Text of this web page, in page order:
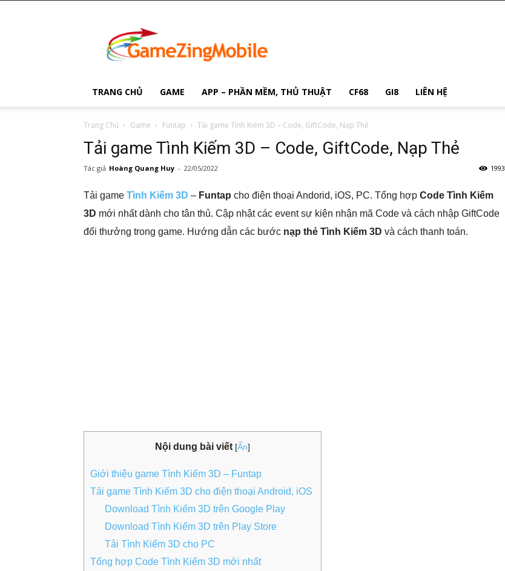
Zing
Mobile
TRANG CHỦ GAME APP – PHẦN MỀM, THỦ THUẬT CF68 GI8 LIÊN HỆ
Trang Chủ Game Funtap Tải game Tình Kiếm 3D – Code, GiftCode, Nạp Thẻ
Tải game Tình Kiếm 3D – Code, GiftCode, Nạp Thẻ
Tác giả Hoàng Quang Huy - 22/05/2022 1993
Tải game Tình Kiếm 3D – Funtap cho điện thoại Andorid, iOS, PC. Tổng hợp Code Tình Kiếm
3D mới nhất dành cho tân thủ. Cập nhật các event sự kiện nhận mã Code và cách nhập GiftCode
đổi thưởng trong game. Hướng dẫn các bước nạp thẻ Tình Kiếm 3D và cách thanh toán.
Nội dung bài viết [Ẩn]
Giới thiệu game Tình Kiếm 3D – Funtap
Tải game Tình Kiếm 3D cho điện thoại Android, iOS
Download Tình Kiếm 3D trên Google Play
Download Tình Kiếm 3D trên Play Store
Tải Tình Kiếm 3D cho PC
Tổng hợp Code Tình Kiếm 3D mới nhất